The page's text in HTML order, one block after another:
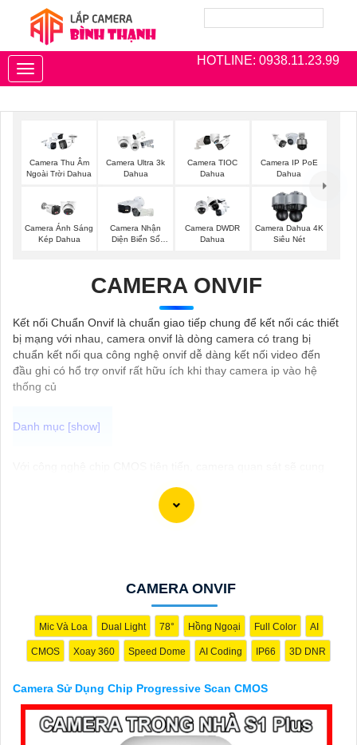
HOTLINE: 0938.11.23.99
Toggle
navigation
Camera Thu Âm
Ngoài Trời Dahua
Camera Ultra 3k
Dahua
Camera TIOC
Dahua
Camera IP PoE
Dahua
Camera Ánh Sáng
Kép Dahua
Camera Nhận
Diện Biển Số
Camera DWDR
Dahua
Camera Dahua 4K
Siêu Nét
CAMERA ONVIF
Kết nối Chuẩn Onvif là chuẩn giao tiếp chung để kết nối các thiết
bị mạng với nhau, camera onvif là dòng camera có trang bị
chuẩn kết nối qua công nghệ onvif dễ dàng kết nối video đến
đầu ghi có hổ trợ onvif rất hữu ích khi thay camera ip vào hệ
thống củ
những chuyển động nhanh trong khung hình. Để chắc chắn sự
an toàn và chất lượng hình ảnh tốt nhất, hãy chọn Camera Sử
CAMERA ONVIF
Mic Và Loa Dual Light 78° Hồng Ngoại Full Color AI
CMOS Xoay 360 Speed Dome AI Coding IP66 3D DNR
Camera Sử Dụng Chip Progressive Scan CMOS